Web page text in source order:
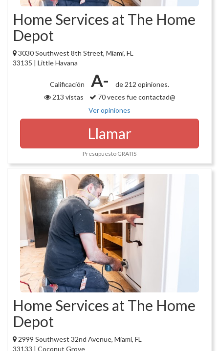
Home Services at The Home
Depot
3030 Southwest 8th Street, Miami, FL
33135 | Little Havana
Calificación A-
de 212 opiniones.
213 vistas
70 veces fue contactad@
Ver opiniones
Llamar
Presupuesto GRATIS
Home Services at The Home
Depot
2999 Southwest 32nd Avenue, Miami, FL
33133 | Coconut Grove